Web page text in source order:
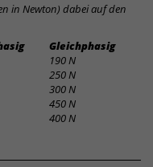
in Newton) dabei auf den
Gleichphasig
190 N
250 N
300 N
450 N
400 N